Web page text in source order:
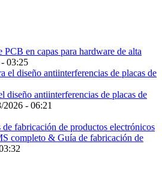
PCB en capas para hardware de alta
03:25
diseño antiinterferencias de placas de
2026 - 06:21
de fabricación de productos electrónicos
completo & Guía de fabricación de